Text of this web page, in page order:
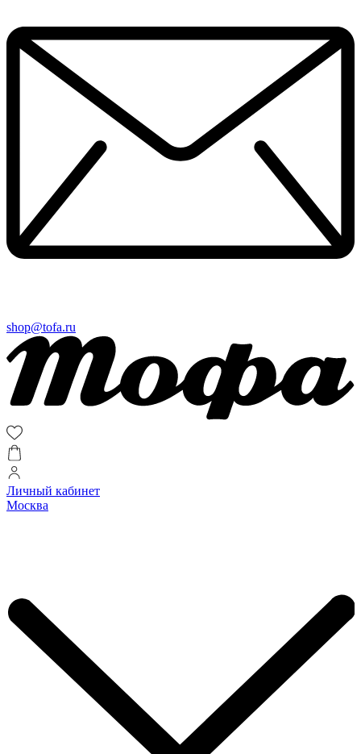
shop@tofa.ru
Личный кабинет
Москва